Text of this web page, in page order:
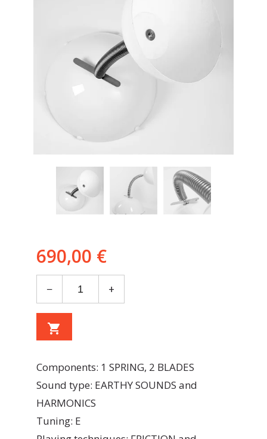
690,00 €
− +
shopping_cart
Components: 1 SPRING, 2 BLADES
Sound type: EARTHY SOUNDS and
HARMONICS
Tuning: E